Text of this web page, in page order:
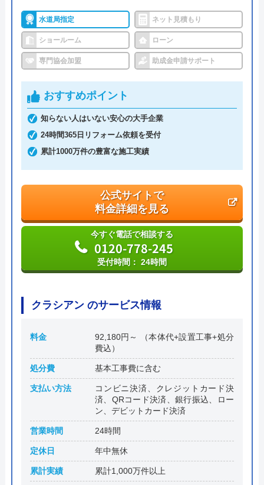
交換の達人 の基本情報
運営会社 株式会社ハウスラボ
代表者 丸山英利
創業・設立 平成21年5月1日設立
本社所在地
〒556-0014
大阪府大阪市浪速区大国2丁目1番6号
水道局指定 ネット見積もり
ショールーム ローン
専門協会加盟 助成金申請サポート
おすすめポイント
知らない人はいない安心の大手企業
24時間365日リフォーム依頼を受付
累計1000万件の豊富な施工実績
公式サイトで
料金詳細を見る
今すぐ電話で相談する
0120-778-245
受付時間： 24時間
クラシアン のサービス情報
料金
92,180円～ （本体代+設置工事+処分
費込）
処分費 基本工事費に含む
支払い方法
コンビニ決済、クレジットカード決
済、QRコード決済、銀行振込、ロー
ン、デビットカード決済
営業時間 24時間
定休日 年中無休
累計実績 累計1,000万件以上